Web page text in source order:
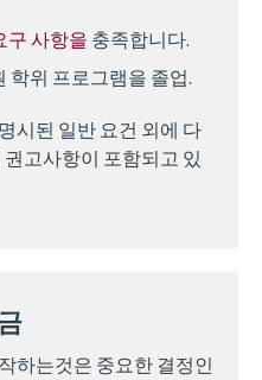
구 사항을 충족합니다.
학위 프로그램을 졸업.
시된 일반 요건 외에 다
고사항이 포함되고 있
하는것은 중요한 결정인